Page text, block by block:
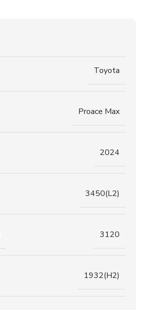
Toyota
Proace Max
2024
3450(L2)
3120
1932(H2)